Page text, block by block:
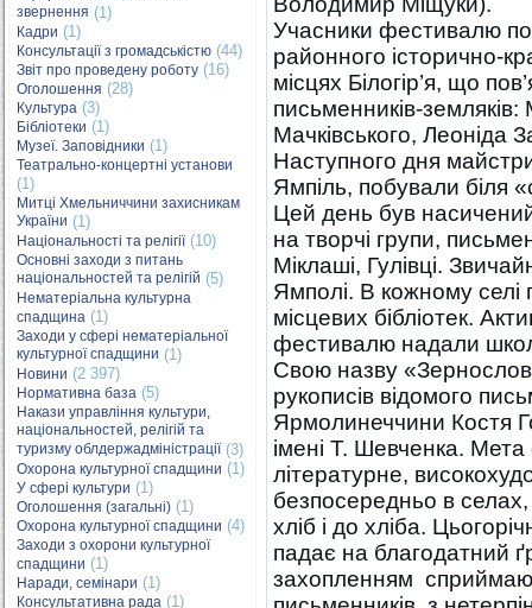
звернення (1)
Кадри (1)
Консультації з громадськістю (44)
Звіт про проведену роботу (16)
Оголошення (28)
Культура (3)
Бібліотеки (1)
Музеї. Заповідники (1)
Театрально-концертні установи
(1)
Митці Хмельниччини захисникам
України (1)
Національності та релігії(10)
Основні заходи з питань
національностей та релігій (5)
Нематеріальна культурна
спадщина (1)
Заходи у сфері нематеріальної
культурної спадщини (1)
Новини (2 397)
Нормативна база (5)
Накази управління культури,
національностей, релігій та
туризму облдержадміністрації(3)
Охорона культурної спадщини (1)
У сфері культури (1)
Оголошення (загальні) (1)
Охорона культурної спадщини (4)
Заходи з охорони культурної
спадщини (1)
Наради, семінари (1)
Консультативна рада (1)
Учасники фестивалю
районного історично-
місцях Білогір’я, що
письменників-
Мачківського, Леоніда
Наступного дня
Ямпіль, побували біля
Цей день був
на творчі групи,
Міклаші, Гулівці.
Ямполі. В кожному селі
місцевих бібліотек.
фестивалю надали
Свою назву
рукописів відомого
Ярмолинеччини Костя
імені Т. Шевченка.
літературне,
безпосередньо в
хліб і до хліба.
падає на благодатний
захопленням